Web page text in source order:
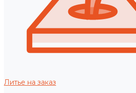
Литье на заказ